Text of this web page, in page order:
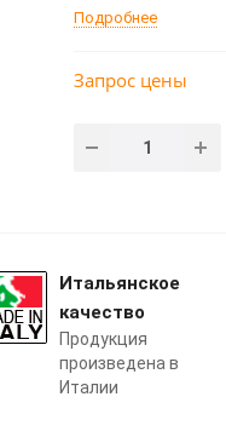
Подробнее
Запрос цены
Итальянское
качество
Продукция
произведена в
Италии